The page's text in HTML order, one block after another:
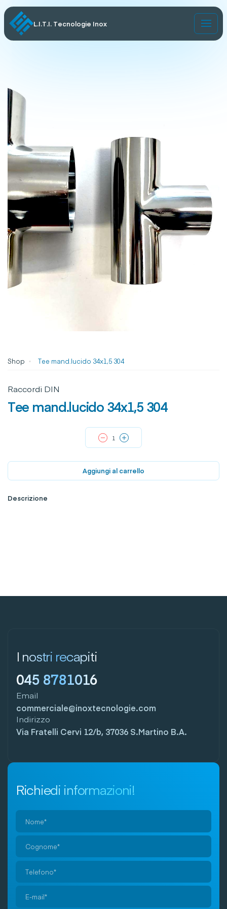
L.I.T.I. Tecnologie Inox
Shop Tee mand.lucido 34x1,5 304
Raccordi DIN
Tee mand.lucido 34x1,5 304
Aggiungi al carrello
Descrizione
I nostri recapiti
045 8781016
Email
commerciale@inoxtecnologie.com
Indirizzo
Via Fratelli Cervi 12/b, 37036 S.Martino B.A.
Richiedi informazioni!